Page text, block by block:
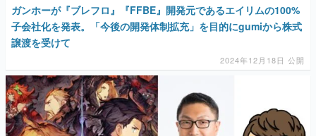
ガンホーが『ブレフロ』『FFBE』開発元であるエイリムの100%
子会社化を発表。「今後の開発体制拡充」を目的にgumiから株式
譲渡を受けて
2024年12月18日 公開